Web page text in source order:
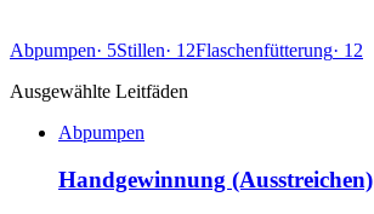
Abpumpen· 5Stillen· 12Flaschenfütterung· 12
Ausgewählte Leitfäden
Abpumpen
Handgewinnung (Ausstreichen)